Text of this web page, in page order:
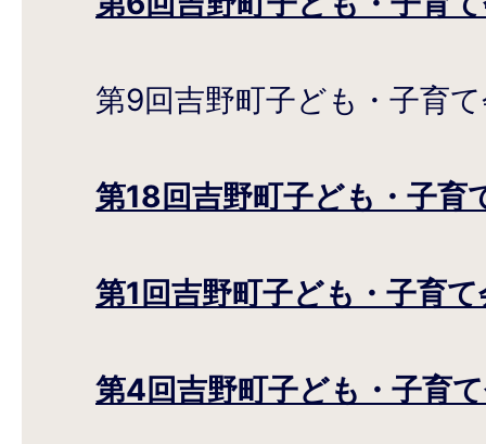
第9回吉野町子ども・子育
第18回吉野町子ども・子育
第1回吉野町子ども・子育
第4回吉野町子ども・子育